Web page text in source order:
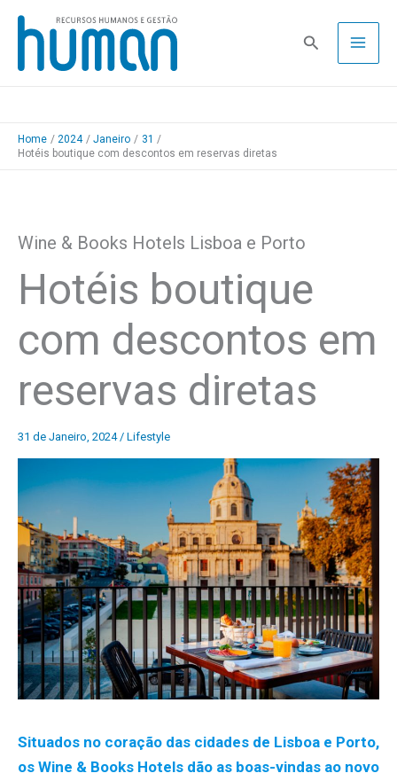
Skip
content
Pesquisa
Home 2024 Janeiro
31
Hotéis boutique com descontos em reservas diretas
Wine & Books Hotels Lisboa e Porto
Hotéis boutique
com descontos em
reservas diretas
31 de Janeiro, 2024 / Lifestyle
Situados no coração das cidades de Lisboa e Porto,
os Wine & Books Hotels dão as boas-vindas ao novo